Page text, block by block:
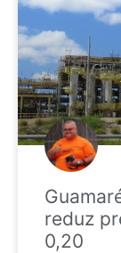
reduz
0,20